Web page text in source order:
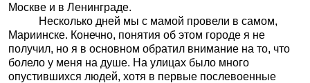
Москве и в Ленинграде.
Несколько дней мы с мамой провели в самом,
Мариинске. Конечно, понятия об этом городе я не
получил, но я в основном обратил внимание на то, что
болело у меня на душе. На улицах было много
опустившихся людей, хотя в первые послевоенные